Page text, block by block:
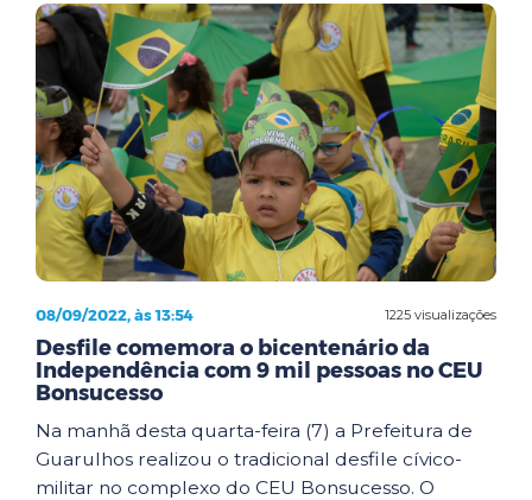
1225 visualizações
08/09/2022, às 13:54
Desfile comemora o bicentenário da
Independência com 9 mil pessoas no CEU
Bonsucesso
Na manhã desta quarta-feira (7) a Prefeitura de
Guarulhos realizou o tradicional desfile cívico-
militar no complexo do CEU Bonsucesso. O